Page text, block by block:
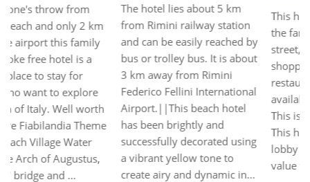
The hotel lies about 5 km
from Rimini railway station
and can be easily reached by
bus or trolley bus. It is about
3 km away from Rimini
Federico Fellini International
Airport.||This beach hotel
has been brightly and
successfully decorated using
a vibrant yellow tone to
create airy and dynamic in...
This hotel is very central in
the famous Regina Elena
street, in the heart of the
shopping center and
restaurants Breakfast is
available at this property
This is a modern building
This hotel has has small
lobby This hotel is a great
value for money